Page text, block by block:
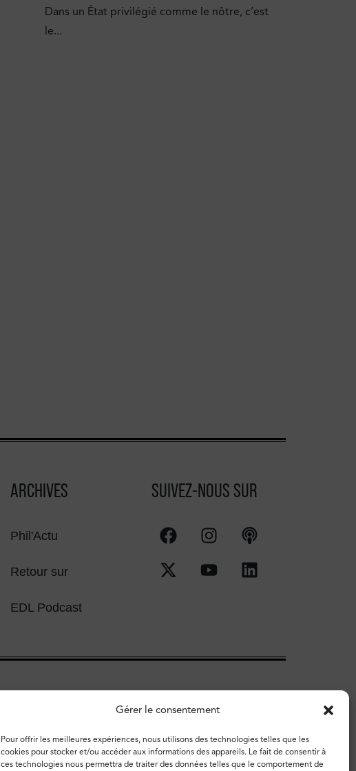
Gérer le consentement
Pour offrir les meilleures expériences, nous utilisons des technologies telles que les
cookies pour stocker et/ou accéder aux informations des appareils. Le fait de consentir à
ces technologies nous permettra de traiter des données telles que le comportement de
Dans un État privilégié comme le nôtre, c’est
le...
ARCHIVES
Phil'Actu
Retour sur
EDL Podcast
SUIVEZ-NOUS SUR